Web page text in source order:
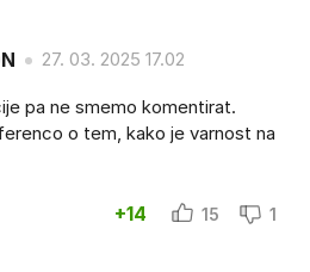
27. 03. 2025 17.02
pa ne smemo komentirat.
o tem, kako je varnost na
+14 15 1